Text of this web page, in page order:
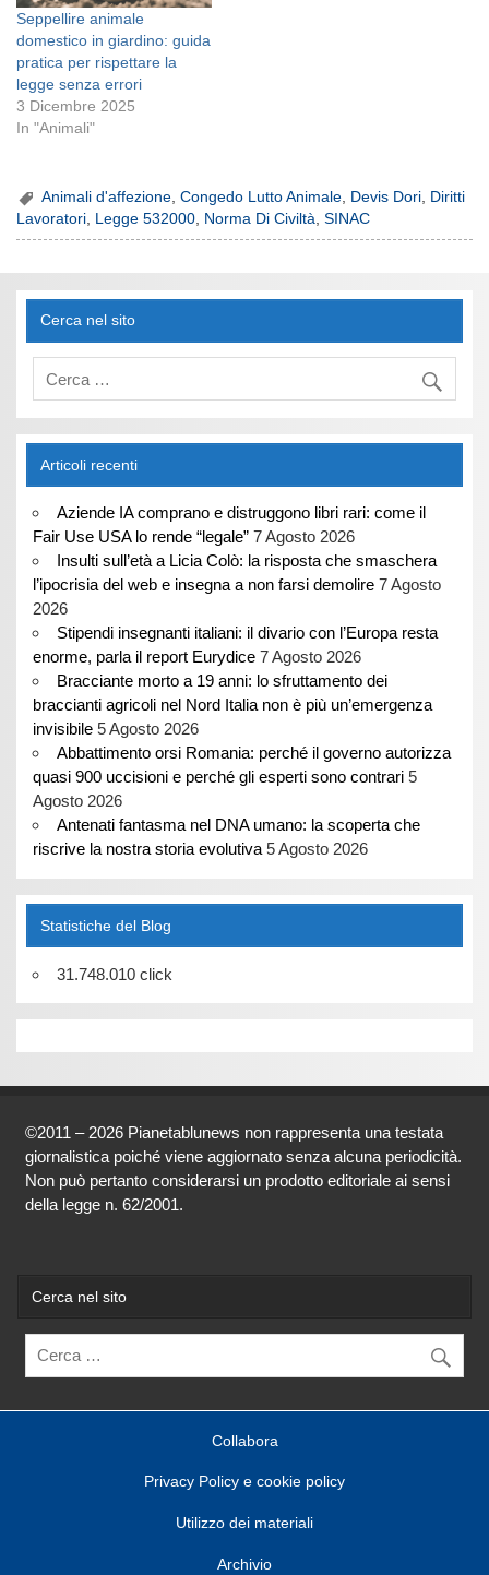
Seppellire animale
domestico in giardino: guida
pratica per rispettare la
legge senza errori
3 Dicembre 2025
In "Animali"
Animali d'affezione ,Congedo Lutto Animale Devis Dori
Diritti
Lavoratori, Legge 532000, Norma Di Civiltà,SINAC
Cerca nel sito
Articoli recenti
Aziende IA comprano e distruggono libri rari: come il
Fair Use USA lo rende “legale” 7 Agosto 2026
Insulti sull’età a Licia Colò: la risposta che smaschera
l’ipocrisia del web e insegna a non farsi demolire 7 Agosto
2026
Stipendi insegnanti italiani: il divario con l’Europa resta
enorme, parla il report Eurydice 7 Agosto 2026
Bracciante morto a 19 anni: lo sfruttamento dei
braccianti agricoli nel Nord Italia non è più un’emergenza
invisibile 5 Agosto 2026
Abbattimento orsi Romania: perché il governo autorizza
quasi 900 uccisioni e perché gli esperti sono contrari 5
Agosto 2026
Antenati fantasma nel DNA umano: la scoperta che
riscrive la nostra storia evolutiva 5 Agosto 2026
Statistiche del Blog
31.748.010 click
©2011 – 2026 Pianetablunews non rappresenta una testata
giornalistica poiché viene aggiornato senza alcuna periodicità.
Non può pertanto considerarsi un prodotto editoriale ai sensi
della legge n. 62/2001.
Cerca nel sito
Collabora
Privacy Policy e cookie policy
Utilizzo dei materiali
Archivio